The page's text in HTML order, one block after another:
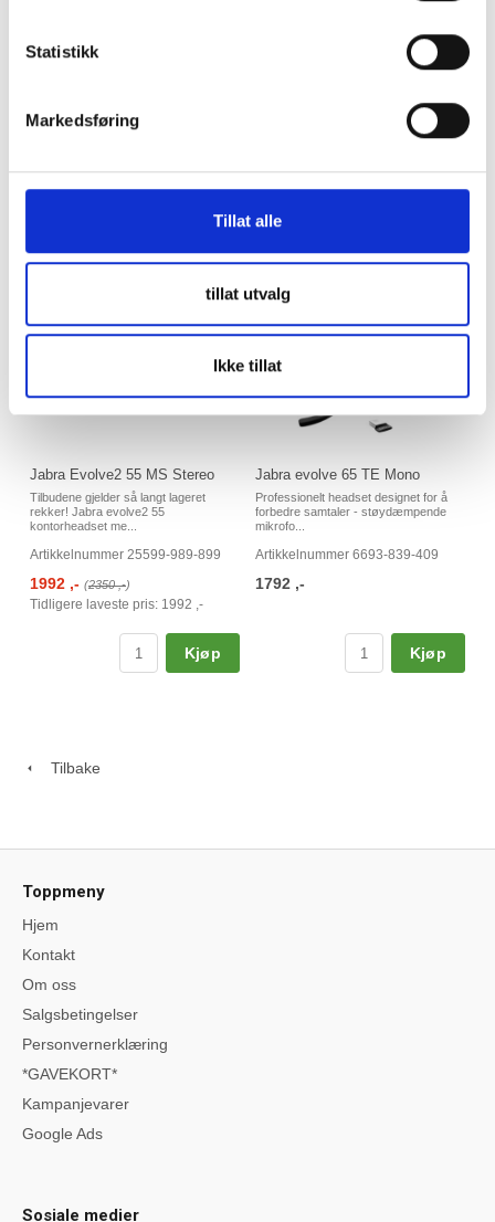
Statistikk
Markedsføring
Tillat alle
tillat utvalg
Ikke tillat
ANMELDELSER
Du er kanskje også interessert i
Jabra Evolve2 55 MS Stereo
Tilbudene gjelder så langt lageret
rekker! Jabra evolve2 55
kontorheadset me...
Artikkelnummer 25599-989-899
1992 ,- (2350 ,-)
Tidligere laveste pris: 1992 ,-
Kjøp
Jabra evolve 65 TE Mono
Professionelt headset designet for å
forbedre samtaler - støydæmpende
mikrofo...
Artikkelnummer 6693-839-409
1792 ,-
Kjøp
Tilbake
Toppmeny
Hjem
Kontakt
Om oss
Salgsbetingelser
Personvernerklæring
*GAVEKORT*
Kampanjevarer
Google Ads
Sosiale medier